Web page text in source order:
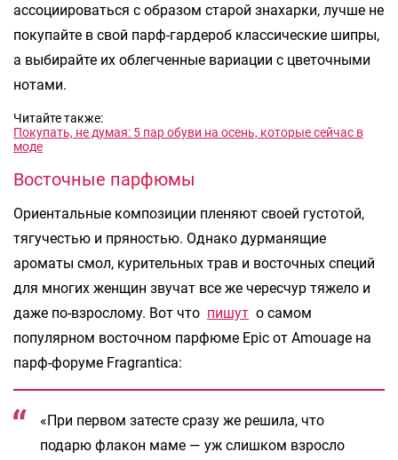
ассоциироваться с образом старой знахарки, лучше не
покупайте в свой парф-гардероб классические шипры,
а выбирайте их облегченные вариации с цветочными
нотами.
Читайте также:
Покупать, не думая: 5 пар обуви на осень, которые сейчас в
моде
Восточные парфюмы
Ориентальные композиции пленяют своей густотой,
тягучестью и пряностью. Однако дурманящие
ароматы смол, курительных трав и восточных специй
для многих женщин звучат все же чересчур тяжело и
даже по-взрослому. Вот что пишут о самом
популярном восточном парфюме Epic от Amouage на
парф-форуме Fragrantica:
«При первом затесте сразу же решила, что
подарю флакон маме — уж слишком взросло